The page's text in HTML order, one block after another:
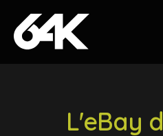
Skip to content
L'eBay